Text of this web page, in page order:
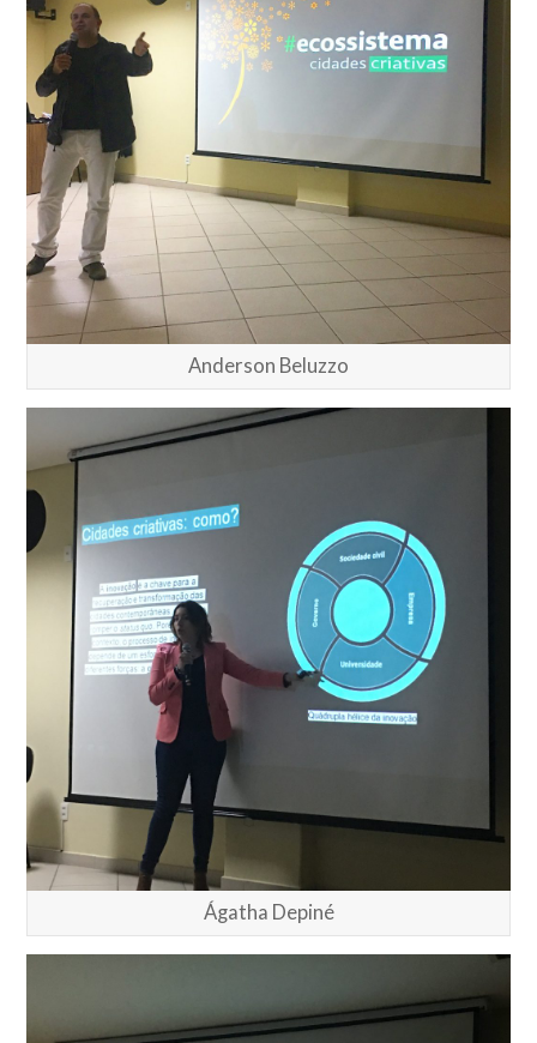
Anderson Beluzzo
Ágatha Depiné